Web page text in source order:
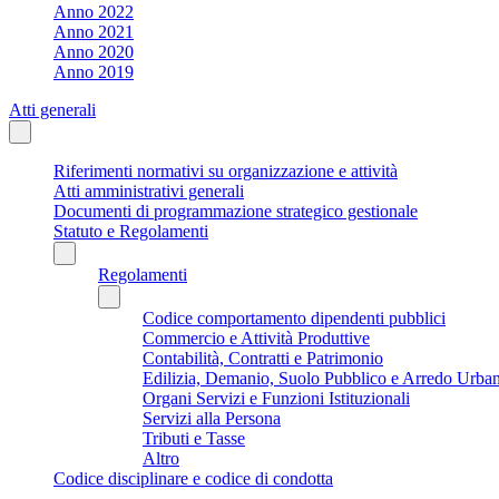
Anno 2022
Anno 2021
Anno 2020
Anno 2019
Atti generali
Riferimenti normativi su organizzazione e attività
Atti amministrativi generali
Documenti di programmazione strategico gestionale
Statuto e Regolamenti
Regolamenti
Codice comportamento dipendenti pubblici
Commercio e Attività Produttive
Contabilità, Contratti e Patrimonio
Edilizia, Demanio, Suolo Pubblico e Arredo
Organi Servizi e Funzioni Istituzionali
Servizi alla Persona
Tributi e Tasse
Altro
Codice disciplinare e codice di condotta